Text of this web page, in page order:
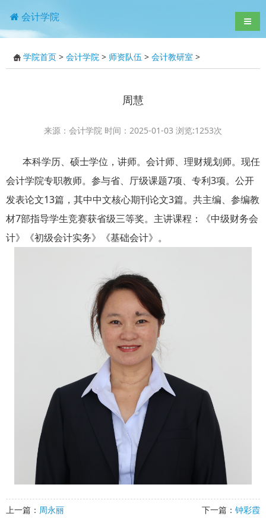
会计学院 导航
学院首页 > 会计学院 > 师资队伍 > 会计教研室 >
周慧
来源：会计学院 时间：2025-01-03 浏览:1253次
本科学历、硕士学位，讲师。会计师、理财规划师。现任
会计学院专职教师。参与省、厅级课题7项、专利3项。公开
发表论文13篇，其中中文核心期刊论文3篇。共主编、参编教
材7部指导学生竞赛获省级三等奖。主讲课程：《中级财务会
计》《初级会计实务》《基础会计》。
上一篇： 周永丽 下一篇： 钟彩霞